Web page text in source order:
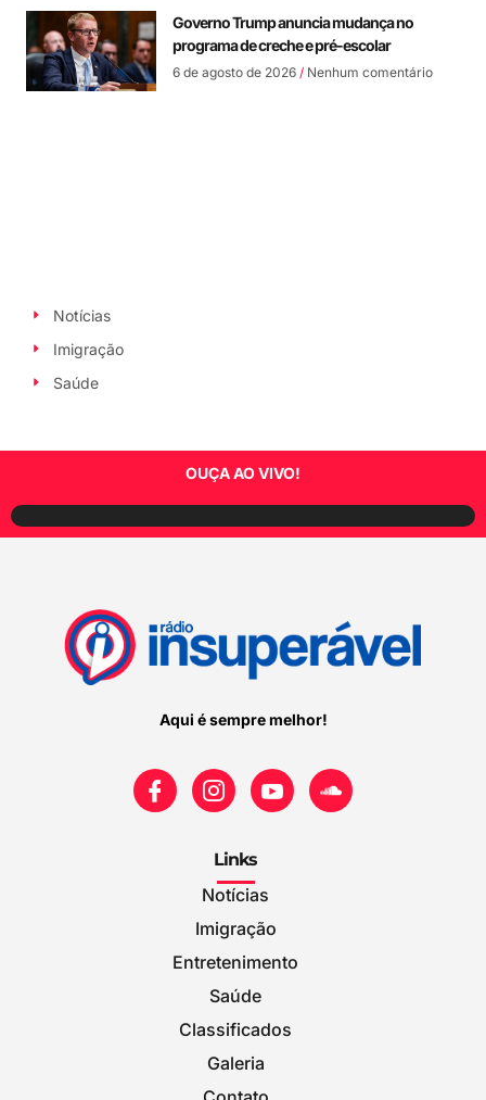
Governo Trump anuncia mudança no
programa de creche e pré-escolar
6 de agosto de 2026 Nenhum comentário
Notícias
Imigração
Saúde
OUÇA AO VIVO!
Aqui é sempre melhor!
Links
Notícias
Imigração
Entretenimento
Saúde
Classificados
Galeria